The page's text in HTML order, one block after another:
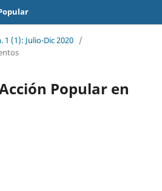
1 (1): Julio-Dic 2020 /
Popular en